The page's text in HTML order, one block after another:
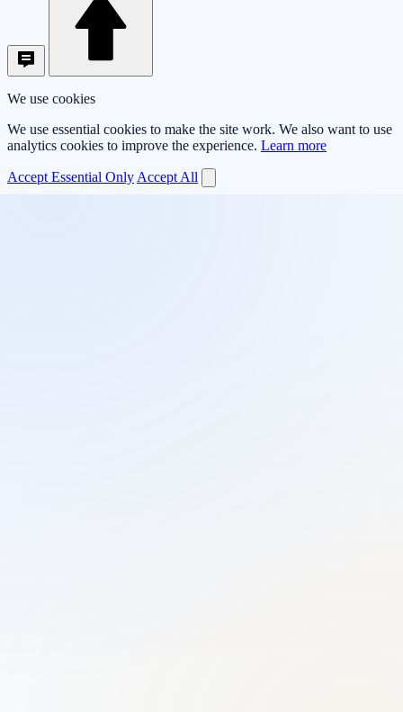
We use cookies
We use essential cookies to make the site work. We also want to use
analytics cookies to improve the experience. Learn more
Accept Essential Only Accept All